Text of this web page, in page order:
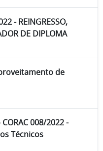
- REINGRESSO,
DE DIPLOMA
de
008/2022 -
Técnicos